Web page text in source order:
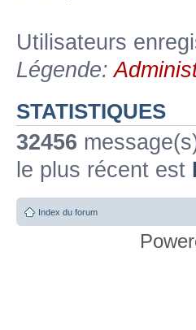
Utilisateurs
Légende:
STATISTIQUES
32456
le plus récent est
Index du forum